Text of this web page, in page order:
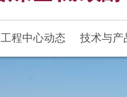
工程中心动态 技术与产